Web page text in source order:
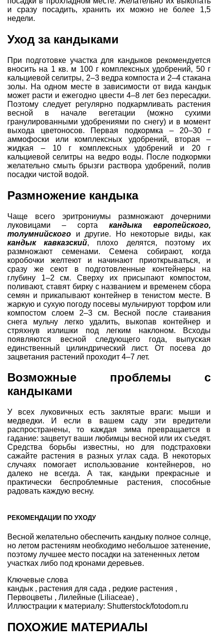
и сразу посадить, хранить их можно не более 1,5
недели.
Уход за кандыками
При подготовке участка для кандыков рекомендуется
вносить на 1 кв. м 100 г комплексных удобрений, 50 г
кальциевой селитры, 2–3 ведра компоста и 2–4 стакана
золы. На одном месте в зависимости от вида кандык
может расти и ежегодно цвести 4–8 лет без пересадки.
Поэтому следует регулярно подкармливать растения
весной в начале вегетации (можно сухими
гранулированными удобрениями по снегу) и в момент
выхода цветоносов. Первая подкормка – 20–30 г
аммофоски или комплексных удобрений, вторая –
жидкая – 10 г комплексных удобрений и 20 г
кальциевой селитры на ведро воды. После подкормки
желательно смыть брызги раствора удобрений, полив
посадки чистой водой.
Размножение кандыка
Чаще всего эритрониумы размножают дочерними
луковицами – сорта кандыка европейского,
толумнийского и другие. Но некоторые виды, как
кандык кавказский, плохо делятся, поэтому их
размножают семенами. Семена собирают, когда
коробочки желтеют и начинают приоткрываться, и
сразу же сеют в подготовленные контейнеры на
глубину 1–2 см. Сверху их присыпают компостом,
поливают, ставят бирку с названием и временем сбора
семян и прикапывают контейнер в тенистом месте. В
жаркую и сухую погоду посевы мульчируют торфом или
компостом слоем 2–3 см. Весной после стаивания
снега мульчу легко удалить, выкопав контейнер и
стряхнув излишки под легким наклоном. Всходы
появляются весной следующего года, выпуская
единственный цилиндрический лист. От посева до
зацветания растений проходит 4–7 лет.
Возможные проблемы с
кандыками
У всех луковичных есть заклятые враги: мыши и
медведки. И если в вашем саду эти вредители
распространены, то каждая зима превращается в
гадание: зацветут ваши любимцы весной или их съедят.
Средства борьбы известны, но для подстраховки
сажайте растения в разных углах сада. В некоторых
случаях помогает использование контейнеров, но
далеко не всегда. А так, кандыки прекрасные и
практически беспроблемные растения, способные
радовать каждую весну.
РЕКОМЕНДАЦИИ ПО УХОДУ
Весной желательно обеспечить кандыку полное солнце,
но летом растениям необходимо небольшое затенение,
поэтому лучшее место посадки на затененных летом
участках либо под кронами деревьев.
Ключевые слова
кандык , растения для сада , редкие растения ,
Первоцветы , Лилейные (Liliaceae) ,
Иллюстрации к материалу: Shutterstock/fotodom.ru
ПОХОЖИЕ МАТЕРИАЛЫ